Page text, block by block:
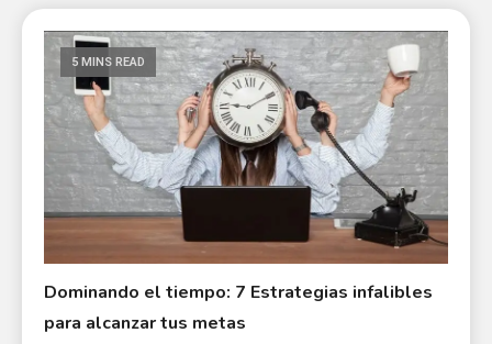
5 MINS READ
Dominando el tiempo: 7 Estrategias infalibles
para alcanzar tus metas